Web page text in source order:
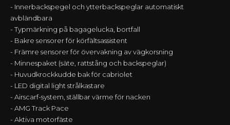
- Innerbackspegel och ytterbackspeglar automatiskt
avbländbara
- Typmärkning på bagagelucka, bortfall
- Bakre sensorer för körfältsassistent
- Främre sensorer för övervakning av vägkorsning
- Minnespaket (säte, rattstång och backspeglar)
- Huvudkrockkudde bak för cabriolet
- LED digital light strålkastare
- Airscarf-system, ställbar värme för nacken
- AMG Track Pace
- Aktiva motorfäste